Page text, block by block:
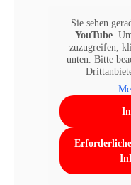
Sie sehen
YouTube.
zuzugreifen,
unten. Bitte